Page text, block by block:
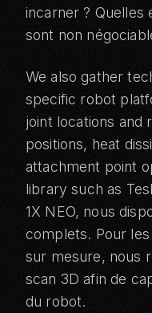
incarner ? Quelles
sont non
We also gather
specific robot
joint locations and
positions, heat
attachment point
library such as
1X NEO, nous
complets. Pour
sur mesure, nous
scan 3D afin de
du robot.